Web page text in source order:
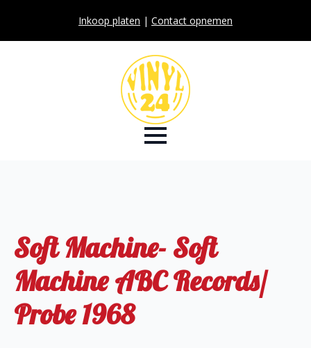
Inkoop platen | Contact opnemen
Soft Machine- Soft
Machine ABC Records/
Probe 1968